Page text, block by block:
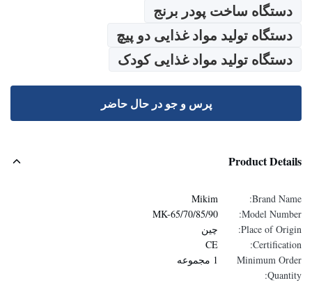
دستگاه ساخت پودر برنج
دستگاه تولید مواد غذایی دو پیچ
دستگاه تولید مواد غذایی کودک
پرس و جو در حال حاضر
Product Details
Brand Name:
Mikim
Model Number:
MK-65/70/85/90
Place of Origin:
چین
Certification:
CE
Minimum Order
Quantity:
1 مجموعه